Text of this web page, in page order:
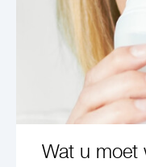
Wat u moet